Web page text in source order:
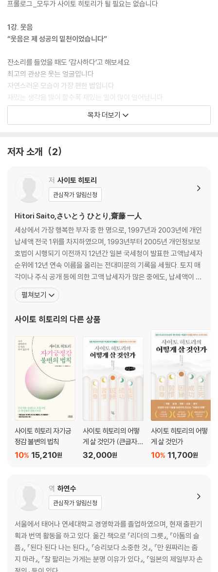
프롤로그_모두가 사이토 히토리가 될 필요는 없습니다
1강. 웃음
“웃음은 제 성공의 밑천이었습니다”
잔소리를 들었을 때도 ‘감사하다’고 해보세요
최고의 관상은 웃는 얼굴입니다
자연스러운 모습이 가장 편한 법입니다
재밌는 생각을 많이 할수록 재밌는 일이 많이 일어납니다
‘웃음’은 곤경에 처하지 않도록 신이 내린 능력입니다
웃는 얼굴로 애정 어린 말을 하면 신을 도울 수 있습니다
불길한 숫자도 생각하기 나름입니다
“지금 하고 있는 고민도 1년 뒤에는 분명 사라집니다”
평생토록 하는 고민이란 건 없습니다
손쓸 수 없는 문제로 고민하지 마세요
시련은 나를 성장시키기 위해 하늘이 준 기회입니다
고생을 사서 할 필요까진 없습니다
원래 행복의 기준은 사람마다 다른 겁니다
필요 없는 것을 많이 가지려 하면 고통으로 돌아옵니다
불안함은 살아 있다는 증거입니다
주행차선, 추월차선을 번갈아 타면서 자유를 만끽하세요
“도리에 맞는 일을 하는 것이 가장 득이 됩니다”
돈을 불러모으는 것은 ‘요령’이 아니라 ‘사람’입니다
돈에게도 주인을 선택할 권리가 있습니다
돈을 쓰는 사람에게 지혜가 있을 때 돈이 힘을 갖습니다
내가 가진 것을 유지하는 게 훨씬 대단한 일입니다
돈, 돈 하지 말고 자기 할 일을 열심히 하면 됩니다
베풀면 언젠가 반드시 돌아옵니다
나에게 돈을 주는 사람을 기쁘게 하는 게 ‘자기 투자’입니다
최소 10년은 내다볼 수 있어야 부자가 됩니다
4강. 기회
“성공은 머리가 아니라 눈과 발로 하는 겁니다”
운은 실력보다 힘이 셉니다
목차 더보기
저자 소개 2
저 사이토 히토리
관심작가 알림신청
Hitori Saito,さいとう ひとり,齋藤 一人
세상에서 가장 행복한 부자 중 한 명으로, 1997년과 2003년에 개인
납세액 전국 1위를 차지하였으며, 1993년부터 2005년 개인정보보
호법이 시행되기 이전까지 12년간 일본 국세청이 발표한 고액납세자
순위에 12년 연속 이름을 올리는 전대미문의 기록을 세웠다. 토지 매
각이나 주식 공개 등에 의한 고액 납세자가 많은 중에도, 납세액이 전
부 사업소득이어서 토지 주식 비포함 납세액은 매년 전국 1위를 기록
하였다. 이는 일본 3대 경영자로 손꼽히는 파나소닉 Panasonic의
강식품 판매 회사인 긴자마루칸의 창업자이
펼쳐보기
사이토 히토리 의 다른 상품
사이토 히토리 자기긍
정감 불변의 법칙
15,210원
10%
사이토 히토리의 어떻
게 살 것인가 (큰글자
책)
32,000원
사이토 히토리의 어떻
게 살 것인가
11,700원
10%
역 하연수
관심작가 알림신청
서울에서 태어나 연세대학교 경영학과를 졸업하였으며, 현재 출판기
획과 번역 활동을 하고 있다. 옮긴 책으로 『리더의 그릇』, 『아톰의 슬
픔』, 『된다 된다 나는 된다』, 『승리보다 소중한 것』, 『만 원짜리는 줍
지 마라』, 『잘 팔리는 가게는 분명 이유가 있다』, 『일본의 제일부자 손